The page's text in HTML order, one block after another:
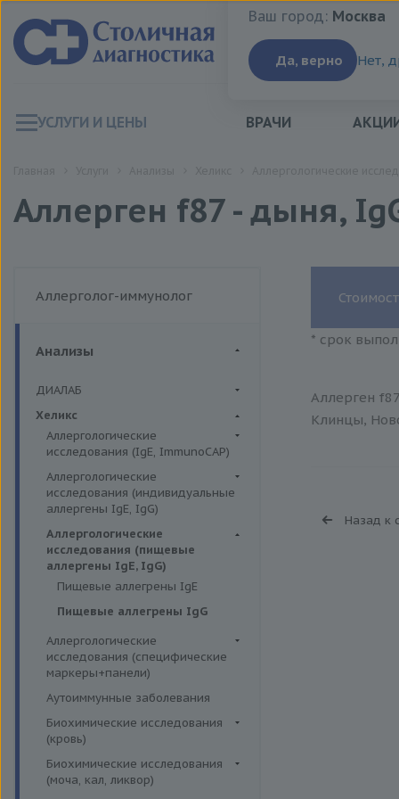
Ваш город:Москва
Ваш город: Москва
Да, верно Нет,
УСЛУГИ И ЦЕНЫ ВРАЧИ
Аллерген f87 - дыня,
Аллерголог-иммунолог
Анализы
ДИАЛАБ
Биохимия крови
Хеликс
Аллергологические
исследования (IgE, ImmunoCAP)
Аллергены животных
Аллергены пыльцы
Бытовые аллергены
Пищевые аллегрены
Аллергологические
исследования (индивидуальные
аллергены IgE, IgG)
Аллергены гельминтов IgE
Аллергены деревьев IgE, IgG
Аллергены животных IgE, IgG
Аллергены металлов IgE
Аллергены трав IgE
Бытовые аллергены IgE, IgG
Инсектные аллергены IgE
Лекарственные аллергены IgE,
IgG
Прочие аллергены IgE, IgG
Аллергологические
исследования (пищевые
аллергены IgE, IgG)
Пищевые аллегрены IgE
Пищевые аллегрены IgG
Аллергологические
исследования (специфические
маркеры+панели)
Неспецифические маркеры
аллергических реакций
Определение специфических
иммуноглобулинов класса G
Определение специфических
иммуноглобулинов класса Е
Аутоиммунные заболевания
Биохимические исследования
(кровь)
Витамины
Жирные кислоты,
Биохимические исследования
(моча, кал, ликвор)
* срок
Аллерген
Клинцы,
Назад к